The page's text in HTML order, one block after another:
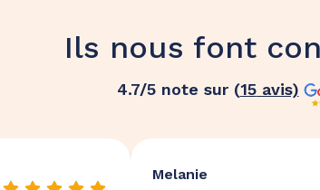
Ils nous font
4.7/5 note sur (15avis)
Melanie